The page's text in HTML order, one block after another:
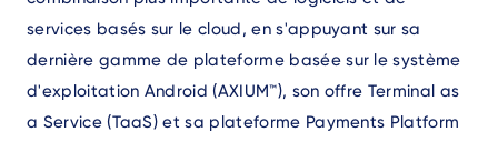
services basés sur le cloud, en s'appuyant sur sa
dernière gamme de plateforme basée sur le système
d'exploitation Android (AXIUM™), son offre Terminal as
a Service (TaaS) et sa plateforme Payments Platform